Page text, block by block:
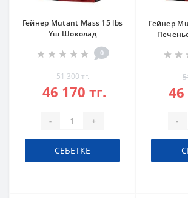
Гейнер Mutant Mass 15 lbs
Үш Шоколад
0
51 300 тг.
46 170 тг.
- +
СЕБЕТКЕ
Гейнер
46
-